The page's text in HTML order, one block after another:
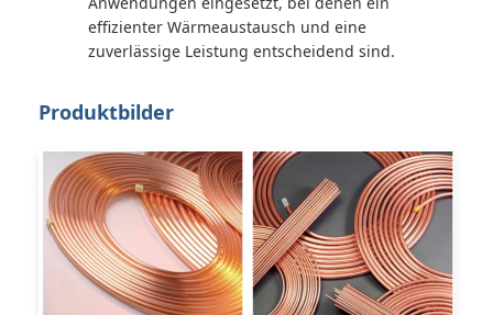
effizienter Wärmeaustausch und eine
zuverlässige Leistung entscheidend sind.
Produktbilder